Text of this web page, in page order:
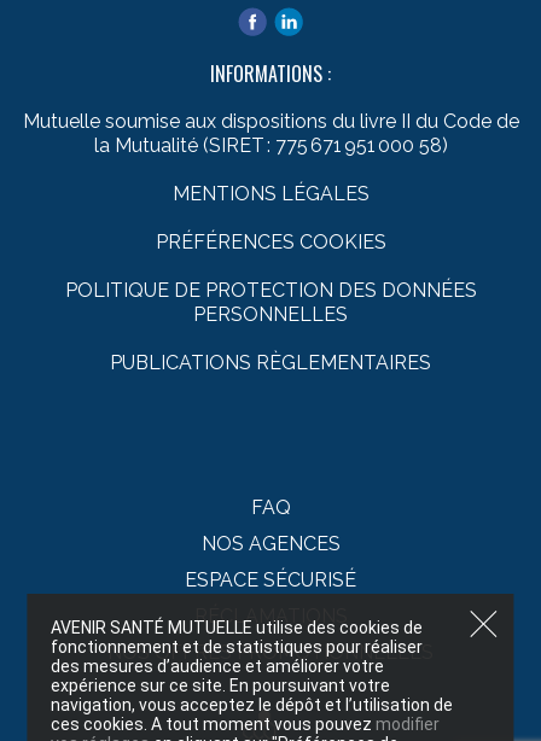
INFORMATIONS :
Mutuelle soumise aux dispositions du livre II du Code de
la Mutualité (SIRET : 775 671 951 000 58)
MENTIONS LÉGALES
PRÉFÉRENCES COOKIES
POLITIQUE DE PROTECTION DES DONNÉES
PERSONNELLES
PUBLICATIONS RÈGLEMENTAIRES
FAQ
NOS AGENCES
ESPACE SÉCURISÉ
RÉCLAMATIONS
NOS OFFRES PROMOTIONNELLES
AVENIR SANTÉ MUTUELLE utilise des cookies de
fonctionnement et de statistiques pour réaliser
des mesures d’audience et améliorer votre
expérience sur ce site. En poursuivant votre
navigation, vous acceptez le dépôt et l’utilisation de
ces cookies. A tout moment vous pouvez modifier